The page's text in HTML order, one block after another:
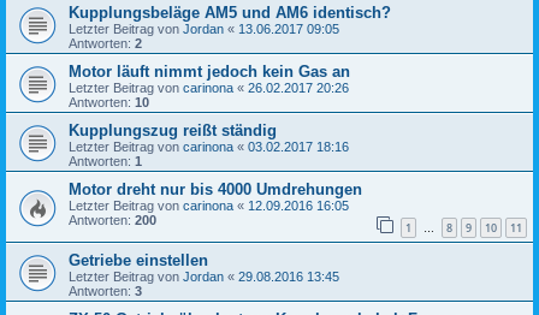
Kupplungsbeläge AM5 und AM6 identisch?
Letzter Beitrag von Jordan « 13.06.2017 09:05
Antworten: 2
Motor läuft nimmt jedoch kein Gas an
Letzter Beitrag von carinona « 26.02.2017 20:26
Antworten: 10
Kupplungszug reißt ständig
Letzter Beitrag von carinona « 03.02.2017 18:16
Antworten: 1
Motor dreht nur bis 4000 Umdrehungen
Letzter Beitrag von carinona « 12.09.2016 16:05
Antworten: 200 1 … 8 9 10 11
Getriebe einstellen
Letzter Beitrag von Jordan « 29.08.2016 13:45
Antworten: 3